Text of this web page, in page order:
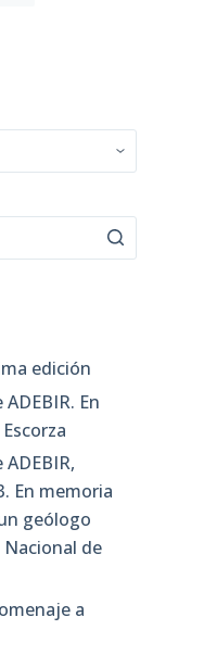
edición
En
En memoria
geólogo
de
a